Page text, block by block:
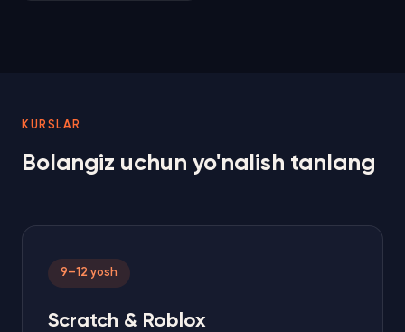
KURSLAR
Bolangiz uchun yo'nalish tanlang
9–12 yosh
Scratch & Roblox